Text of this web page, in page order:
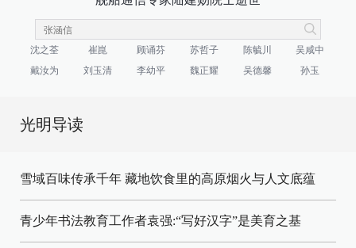
沈之荃 崔崑 顾诵芬 苏哲子 陈毓川
吴咸中
戴汝为
刘玉清 李幼平 魏正耀 吴德馨 孙玉
光明导读
雪域百味传承千年 藏地饮食里的高原烟火与人文底蕴
青少年书法教育工作者袁强:“写好汉字”是美育之基